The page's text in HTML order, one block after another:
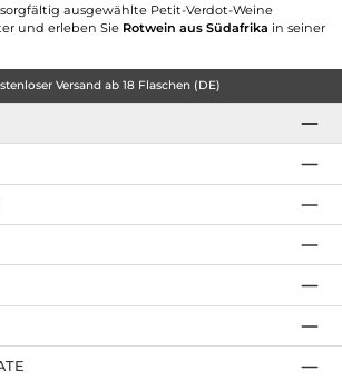
ausgewählte Petit-Verdot-Weine
und erleben Sie Rotwein aus Südafrika in seiner
Versand ab 18 Flaschen (DE)